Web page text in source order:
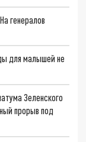
генералов
для малышей не
Зеленского
прорыв под